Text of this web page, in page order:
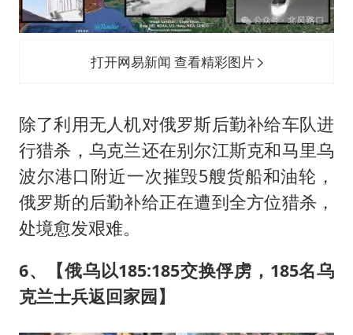
打开网易新闻 查看精彩图片
除了利用无人机对俄罗斯后勤补给车队进
行猎杀，乌克兰还在别尔江斯克和马里乌
波尔港口附近一次摧毁5艘货船和油轮，
俄罗斯的后勤补给正在遭到全方位猎杀，
处境愈发艰难。
6、【俄乌以185:185交换俘虏，185名乌
克兰士兵返回家园】